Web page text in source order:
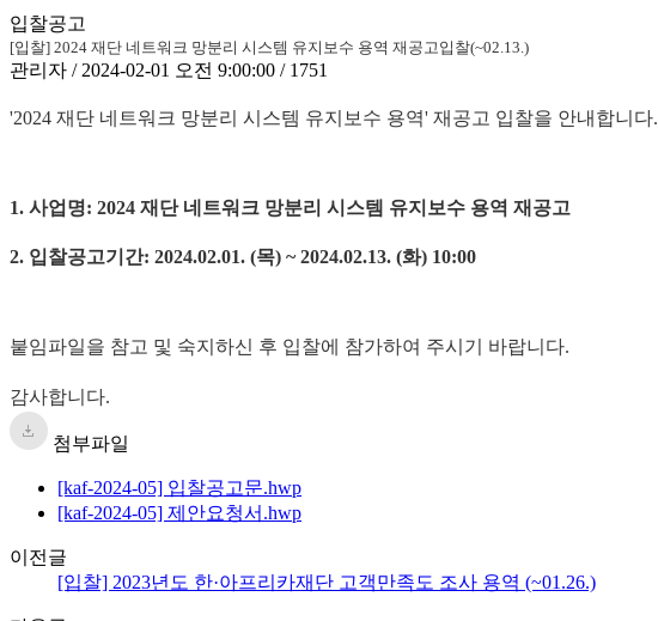
입찰공고
[입찰] 2024 재단 네트워크 망분리 시스템 유지보수 용역 재공고입찰(~02.13.)
관리자 / 2024-02-01 오전 9:00:00 / 1751
'2024 재단 네트워크 망분리 시스템 유지보수 용역' 재공고 입찰을 안내합니다.
1. 사업명: 2024 재단 네트워크 망분리 시스템 유지보수 용역 재공고
2. 입찰공고기간: 2024.02.01. (목) ~ 2024.02.13. (화) 10:00
붙임파일을 참고 및 숙지하신 후 입찰에 참가하여 주시기 바랍니다.
감사합니다.
첨부파일
[kaf-2024-05] 입찰공고문.hwp
[kaf-2024-05] 제안요청서.hwp
이전글
[입찰] 2023년도 한·아프리카재단 고객만족도 조사 용역 (~01.26.)